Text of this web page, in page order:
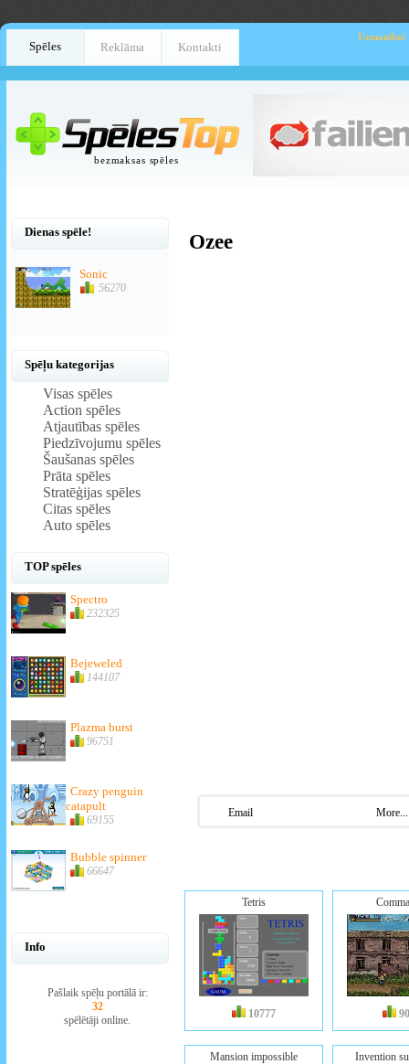
Spēles Reklāma Kontakti
Uzmanību!
bezmaksas spēles
Dienas spēle!
Sonic
56270
Spēļu kategorijas
Visas spēles
Action spēles
Atjautības spēles
Piedzīvojumu spēles
Šaušanas spēles
Prāta spēles
Stratēģijas spēles
Citas spēles
Auto spēles
TOP spēles
Spectro
232325
Bejeweled
144107
Plazma burst
96751
Crazy penguin
catapult
69155
Bubble spinner
66647
Info
Pašlaik spēļu portālā ir:
32
spēlētāji online.
Ozee
Email More...
Tetris
10777
Mansion impossible Invention